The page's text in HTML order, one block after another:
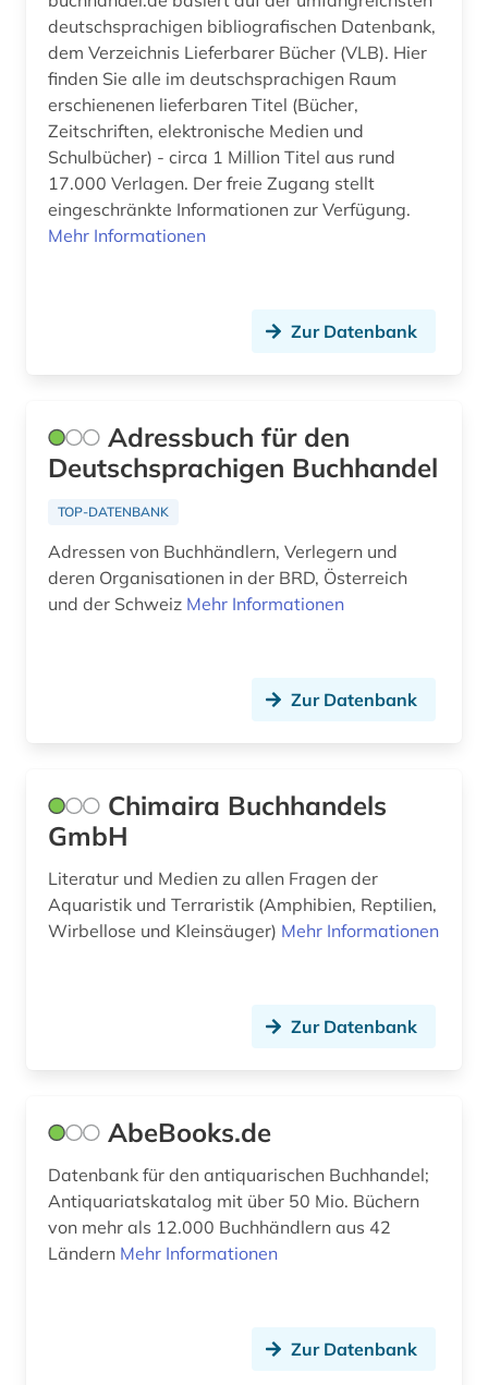
deutschsprachigen bibliografischen Datenbank,
dem Verzeichnis Lieferbarer Bücher (VLB). Hier
finden Sie alle im deutschsprachigen Raum
erschienenen lieferbaren Titel (Bücher,
Zeitschriften, elektronische Medien und
Schulbücher) - circa 1 Million Titel aus rund
17.000 Verlagen. Der freie Zugang stellt
eingeschränkte Informationen zur Verfügung.
Mehr Informationen
Zur Datenbank
Adressbuch für den
Deutschsprachigen Buchhandel
TOP-DATENBANK
Adressen von Buchhändlern, Verlegern und
deren Organisationen in der BRD, Österreich
und der Schweiz Mehr Informationen
Zur Datenbank
Chimaira Buchhandels
GmbH
Literatur und Medien zu allen Fragen der
Aquaristik und Terraristik (Amphibien, Reptilien,
Wirbellose und Kleinsäuger) Mehr Informationen
Zur Datenbank
AbeBooks.de
Datenbank für den antiquarischen Buchhandel;
Antiquariatskatalog mit über 50 Mio. Büchern
von mehr als 12.000 Buchhändlern aus 42
Ländern Mehr Informationen
Zur Datenbank